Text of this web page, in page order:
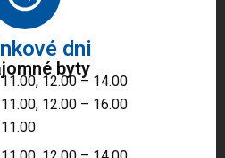
dni
byty
12.00 – 14.00
12.00 – 16.00